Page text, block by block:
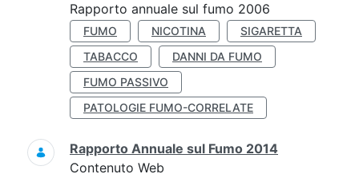
Rapporto annuale sul fumo 2006
FUMO NICOTINA
SIGARETTA
TABACCO
DANNI DA FUMO
FUMO PASSIVO
PATOLOGIE FUMO-CORRELATE
Rapporto Annuale sul Fumo 2014
Contenuto Web